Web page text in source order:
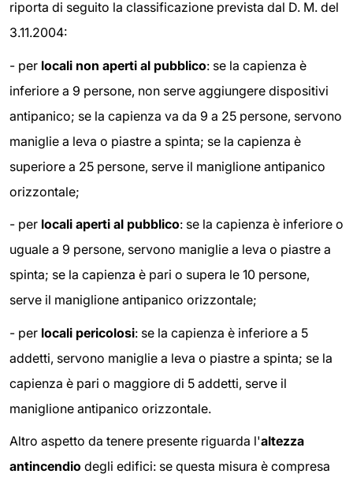
riporta di seguito la classificazione prevista dal D. M. del
3.11.2004:
- per locali non aperti al pubblico: se la capienza è
inferiore a 9 persone, non serve aggiungere dispositivi
antipanico; se la capienza va da 9 a 25 persone, servono
maniglie a leva o piastre a spinta; se la capienza è
superiore a 25 persone, serve il maniglione antipanico
orizzontale;
- per locali aperti al pubblico: se la capienza è inferiore o
uguale a 9 persone, servono maniglie a leva o piastre a
spinta; se la capienza è pari o supera le 10 persone,
serve il maniglione antipanico orizzontale;
- per locali pericolosi: se la capienza è inferiore a 5
addetti, servono maniglie a leva o piastre a spinta; se la
capienza è pari o maggiore di 5 addetti, serve il
maniglione antipanico orizzontale.
Altro aspetto da tenere presente riguarda l'altezza
antincendio degli edifici: se questa misura è compresa